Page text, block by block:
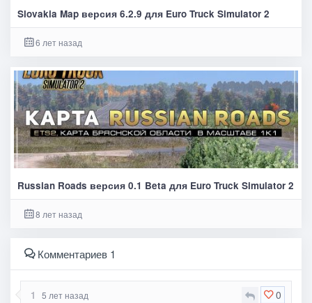
Slovakia Map версия 6.2.9 для Euro Truck Simulator 2
6 лет назад
Russian Roads версия 0.1 Beta для Euro Truck Simulator 2
8 лет назад
Комментариев 1
0
1 5 лет назад